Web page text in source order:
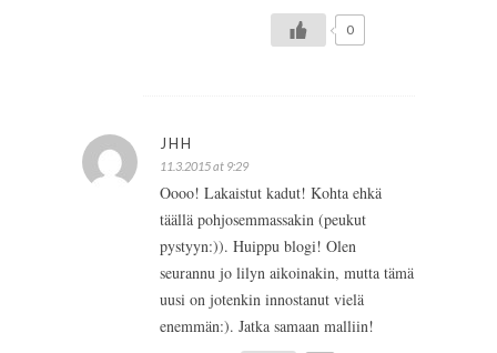
0
JHH
11.3.2015 at 9:29
Oooo! Lakaistut kadut! Kohta ehkä
täällä pohjosemmassakin (peukut
pystyyn:)). Huippu blogi! Olen
seurannu jo lilyn aikoinakin, mutta tämä
uusi on jotenkin innostanut vielä
enemmän:). Jatka samaan malliin!